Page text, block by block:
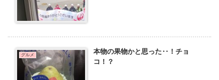
グルメ
本物の果物かと思った‥！チョ
コ！？